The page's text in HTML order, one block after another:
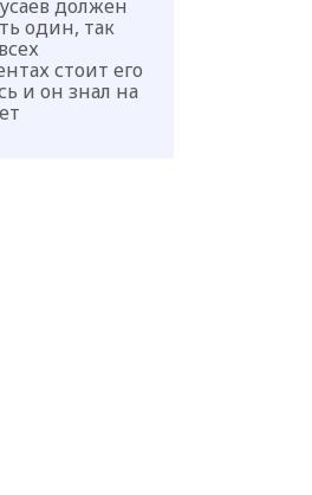
должен
один, так
стоит его
и он знал на